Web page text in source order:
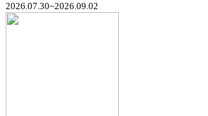
2026.07.30~2026.09.02